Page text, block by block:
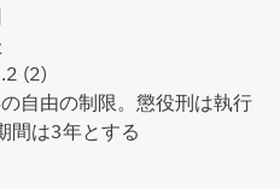
(2)
自由の制限。懲役刑は執行
間は3年とする